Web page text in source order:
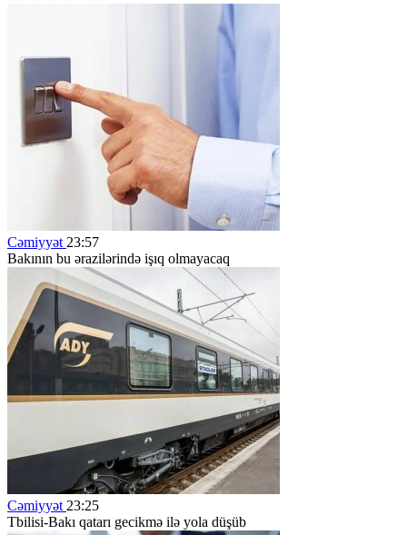
Cəmiyyət 23:57
Bakının bu ərazilərində işıq olmayacaq
Cəmiyyət 23:25
Tbilisi-Bakı qatarı gecikmə ilə yola düşüb